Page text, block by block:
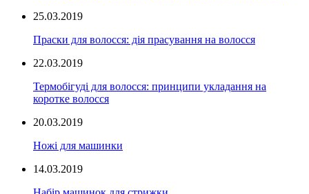
25.03.2019
Праски для волосся: дія прасування на волосся
22.03.2019
Термобігуді для волосся: принципи укладання на
коротке волосся
20.03.2019
Ножі для машинки
14.03.2019